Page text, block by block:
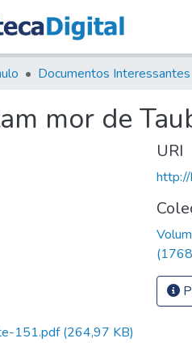
Documentos Interessantes
mor de
151.pdf(264,97 KB)
URI